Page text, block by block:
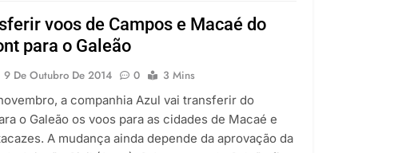
voos de Campos e Macaé do
para o Galeão
9 De Outubro De 2014 0
3 Mins
a companhia Azul vai transferir do
o Galeão os voos para as cidades de Macaé e
A mudança ainda depende da aprovação da